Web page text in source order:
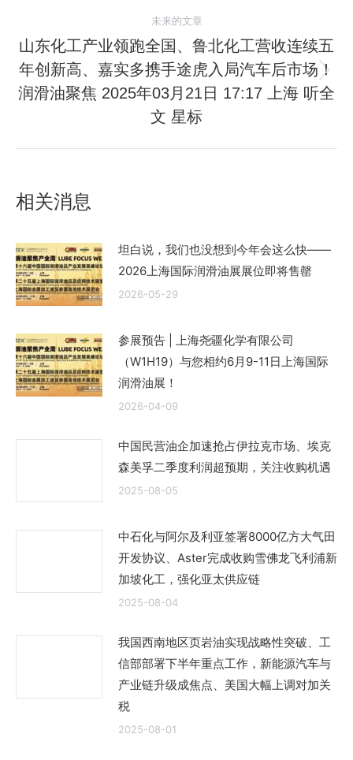
文
章：
未来的文章
未
来
的
山东化工产业领跑全国、鲁北化工营收连续五
年创新高、嘉实多携手途虎入局汽车后市场！
润滑油聚焦 2025年03月21日 17:17 上海 听全
文 星标
相关消息
坦白说，我们也没想到今年会这么快——
2026上海国际润滑油展展位即将售罄
2026-05-29
参展预告 | 上海尧疆化学有限公司
（W1H19）与您相约6月9-11日上海国际
润滑油展！
2026-04-09
中国民营油企加速抢占伊拉克市场、埃克
森美孚二季度利润超预期，关注收购机遇
2025-08-05
中石化与阿尔及利亚签署8000亿方大气田
开发协议、Aster完成收购雪佛龙飞利浦新
加坡化工，强化亚太供应链
2025-08-04
我国西南地区页岩油实现战略性突破、工
信部部署下半年重点工作，新能源汽车与
产业链升级成焦点、美国大幅上调对加关
税
2025-08-01